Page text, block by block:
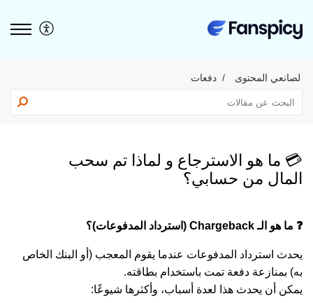
لصانعي المحتوى دفعات
💳 ما هو الاسترجاع و لماذا تم سحب
المال من حسابي؟
❓ ما هو الـ Chargeback (استرداد المدفوعات)؟
يحدث استرداد المدفوعات عندما يقوم المعجب (أو البنك الخاص
به) بمنازعة دفعة تمت باستخدام بطاقته.
يمكن أن يحدث هذا لعدة أسباب، وأكثرها شيوعًا: